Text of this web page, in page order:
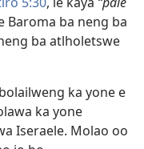
Baroma ba neng ba
ba atlholetswe
ka yone e
ka yone
Iseraele. Molao oo